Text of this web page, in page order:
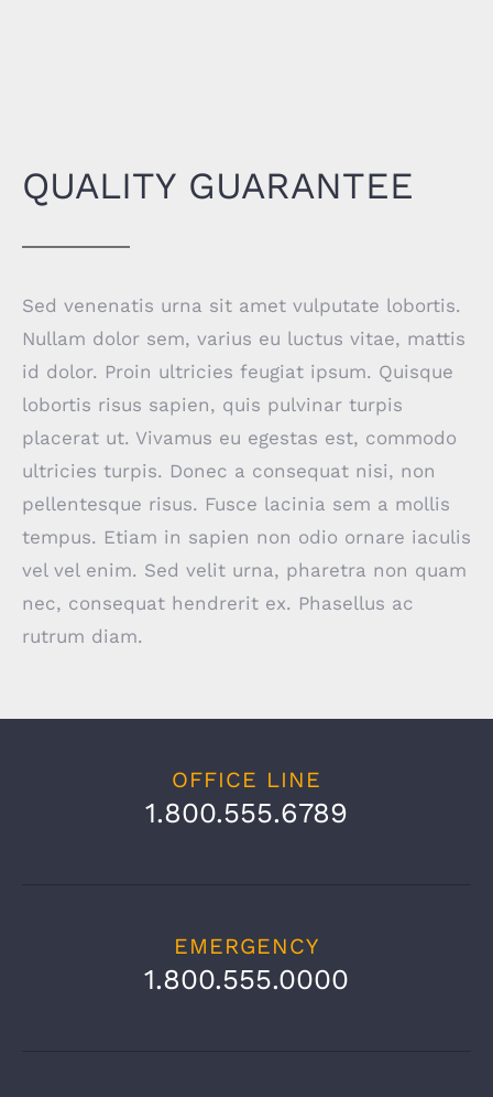
QUALITY GUARANTEE
Sed venenatis urna sit amet vulputate lobortis.
Nullam dolor sem, varius eu luctus vitae, mattis
id dolor. Proin ultricies feugiat ipsum. Quisque
lobortis risus sapien, quis pulvinar turpis
placerat ut. Vivamus eu egestas est, commodo
ultricies turpis. Donec a consequat nisi, non
pellentesque risus. Fusce lacinia sem a mollis
tempus. Etiam in sapien non odio ornare iaculis
vel vel enim. Sed velit urna, pharetra non quam
nec, consequat hendrerit ex. Phasellus ac
rutrum diam.
OFFICE LINE
1.800.555.6789
EMERGENCY
1.800.555.0000